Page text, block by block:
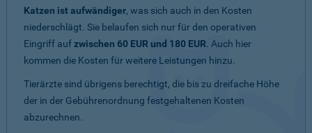
Katzen ist aufwändiger, was sich auch in den Kosten
niederschlägt. Sie belaufen sich nur für den operativen
Eingriff aufzwischen 60 EUR und 180 EUR. Auch hier
kommen die Kosten für weitere Leistungen hinzu.
Tierärzte sind übrigens berechtigt, die bis zu dreifache Höhe
der in der Gebührenordnung festgehaltenen Kosten
abzurechnen.